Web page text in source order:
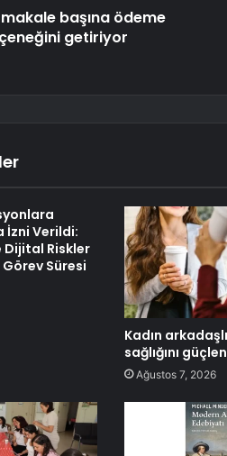
başına ödeme
getiriyor
İzni Verildi:
Dijital Riskler
Süresi
Kadın
sağlığını
Ağustos 7, 2026